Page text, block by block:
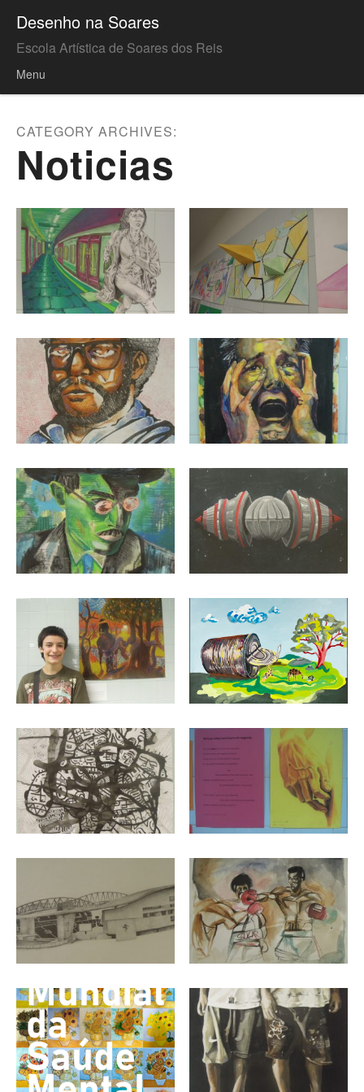
Desenho na Soares
Escola Artística de Soares dos Reis
Menu
CATEGORY ARCHIVES:
Noticias